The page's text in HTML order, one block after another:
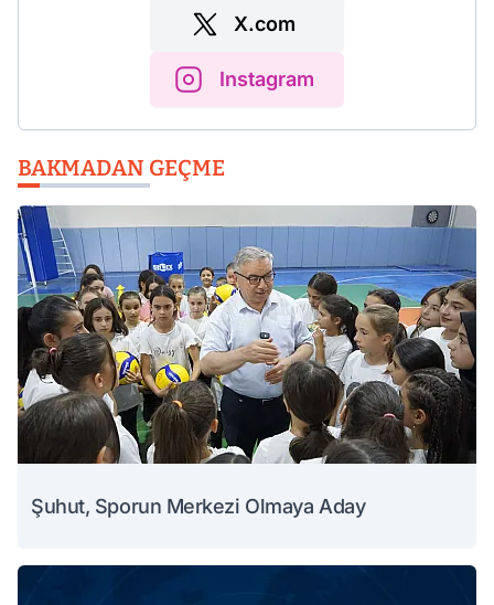
X.com
Instagram
BAKMADAN GEÇME
Şuhut, Sporun Merkezi Olmaya Aday